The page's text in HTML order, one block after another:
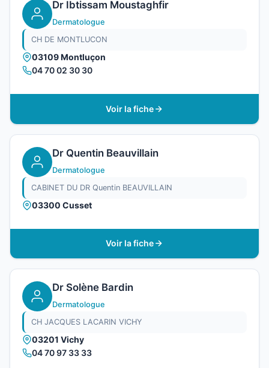
Dr Ibtissam Moustaghfir
Dermatologue
CH DE MONTLUCON
03109 Montluçon
04 70 02 30 30
Voir la fiche
Dr Quentin Beauvillain
Dermatologue
CABINET DU DR Quentin BEAUVILLAIN
03300 Cusset
Voir la fiche
Dr Solène Bardin
Dermatologue
CH JACQUES LACARIN VICHY
03201 Vichy
04 70 97 33 33